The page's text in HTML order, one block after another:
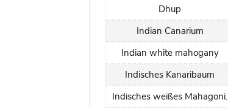
Dhup
Indian Canarium
Indian white mahogany
Indisches Kanaribaum
Indisches weißes Mahagoni.